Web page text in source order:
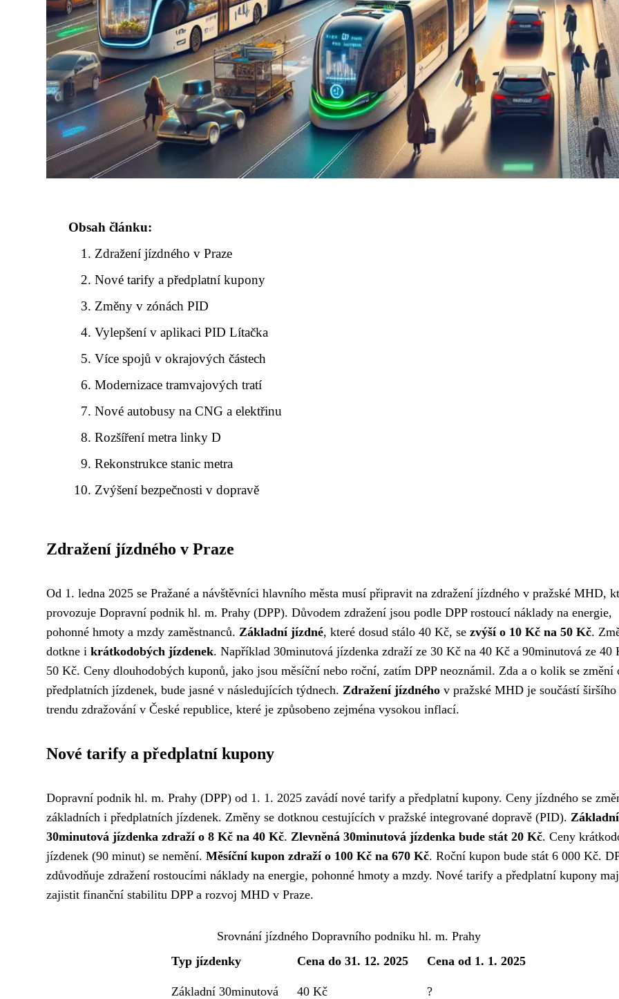
Obsah článku:
Zdražení jízdného v Praze
Nové tarify a předplatní kupony
Změny v zónách PID
Vylepšení v aplikaci PID Lítačka
Více spojů v okrajových částech
Modernizace tramvajových tratí
Nové autobusy na CNG a elektřinu
Rozšíření metra linky D
Rekonstrukce stanic metra
Zvýšení bezpečnosti v dopravě
Zdražení jízdného v Praze
Od 1. ledna 2025 se Pražané a návštěvníci hlavního města musí připravit na zdražení jízdného v pražské MHD,
provozuje Dopravní podnik hl. m. Prahy (DPP). Důvodem zdražení jsou podle DPP rostoucí náklady na energie,
pohonné hmoty a mzdy zaměstnanců. Základní jízdné, které dosud stálo 40 Kč, se zvýší o 10 Kč na 50 Kč.
dotkne i krátkodobých jízdenek. Například 30minutová jízdenka zdraží ze 30 Kč na 40 Kč a 90minutová ze 40
50 Kč. Ceny dlouhodobých kuponů, jako jsou měsíční nebo roční, zatím DPP neoznámil. Zda a o kolik se změní
předplatních jízdenek, bude jasné v následujících týdnech. Zdražení jízdného v pražské MHD je součástí širšího
trendu zdražování v České republice, které je způsobeno zejména vysokou inflací.
Nové tarify a předplatní kupony
Dopravní podnik hl. m. Prahy (DPP) od 1. 1. 2025 zavádí nové tarify a předplatní kupony. Ceny jízdného se
základních i předplatních jízdenek. Změny se dotknou cestujících v pražské integrované dopravě (PID). Základní
30minutová jízdenka zdraží o 8 Kč na 40 Kč. Zlevněná 30minutová jízdenka bude stát 20 Kč. Ceny
jízdenek (90 minut) se nemění. Měsíční kupon zdraží o 100 Kč na 670 Kč. Roční kupon bude stát 6 000 Kč.
zdůvodňuje zdražení rostoucími náklady na energie, pohonné hmoty a mzdy. Nové tarify a předplatní kupony
zajistit finanční stabilitu DPP a rozvoj MHD v Praze.
Srovnání jízdného Dopravního podniku hl. m. Prahy
Typ jízdenky
Cena do 31. 12. 2025 Cena od 1. 1. 2025
Základní 30minutová 40 Kč ?